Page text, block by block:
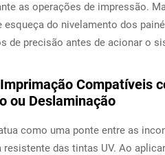
as operações de impressão.
esqueça do nivelamento dos
de precisão antes de acionar o
Compatíveis
ou Deslaminação
como uma ponte entre as
das tintas UV. Ao